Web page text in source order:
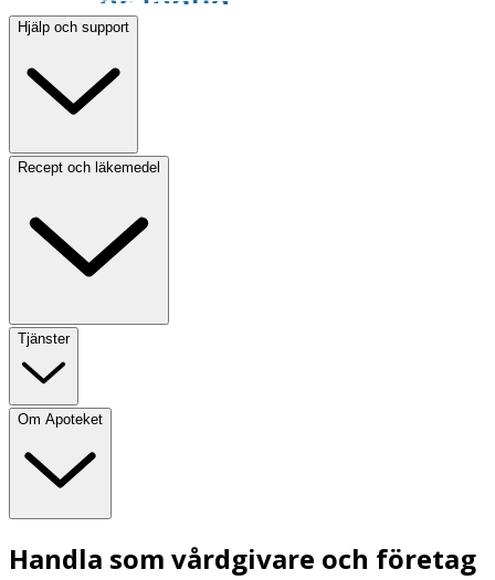
Hjälp och support
Recept och läkemedel
Tjänster
Om Apoteket
Handla som vårdgivare och företag